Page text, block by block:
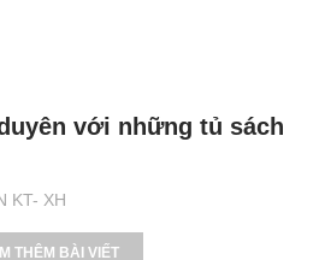
KT- XH
với những tủ sách
THÊM BÀI VIẾT